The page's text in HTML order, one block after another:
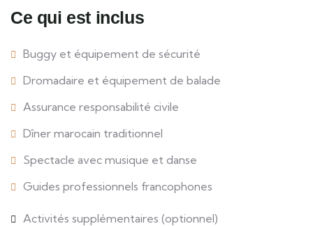
Ce qui est inclus
Buggy et équipement de sécurité
Dromadaire et équipement de balade
Assurance responsabilité civile
Dîner marocain traditionnel
Spectacle avec musique et danse
Guides professionnels francophones
Activités supplémentaires (optionnel)